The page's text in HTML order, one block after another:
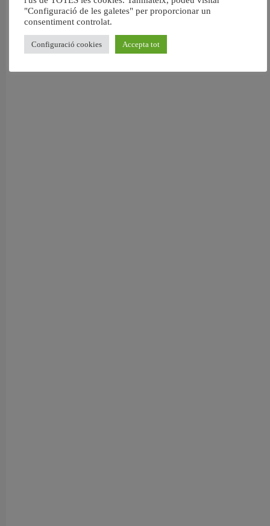
"Configuració de les galetes" per proporcionar un
consentiment controlat.
Configuració cookies Accepta tot